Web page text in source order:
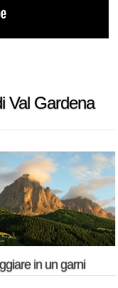
Val Gardena
in un garni